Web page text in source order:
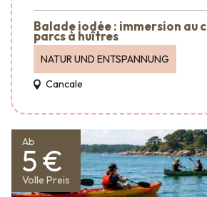
Balade iodée : immersion au
parcs à huîtres
NATUR UND ENTSPANNUNG
Cancale
Ab
5 €
Volle Preis